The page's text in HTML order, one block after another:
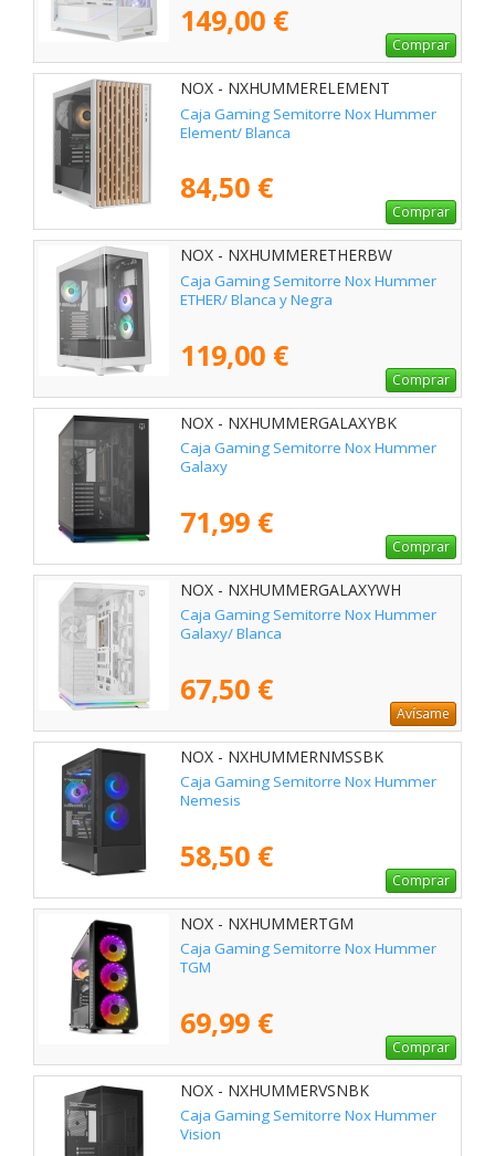
149,00 €
Comprar
NOX - NXHUMMERELEMENT
Caja Gaming Semitorre Nox Hummer
Element/ Blanca
84,50 €
Comprar
NOX - NXHUMMERETHERBW
Caja Gaming Semitorre Nox Hummer
ETHER/ Blanca y Negra
119,00 €
Comprar
NOX - NXHUMMERGALAXYBK
Caja Gaming Semitorre Nox Hummer
Galaxy
71,99 €
Comprar
NOX - NXHUMMERGALAXYWH
Caja Gaming Semitorre Nox Hummer
Galaxy/ Blanca
67,50 €
Avísame
NOX - NXHUMMERNMSSBK
Caja Gaming Semitorre Nox Hummer
Nemesis
58,50 €
Comprar
NOX - NXHUMMERTGM
Caja Gaming Semitorre Nox Hummer
TGM
69,99 €
Comprar
NOX - NXHUMMERVSNBK
Caja Gaming Semitorre Nox Hummer
Vision